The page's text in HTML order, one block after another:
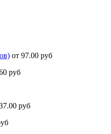
от 97.00 руб
руб
руб